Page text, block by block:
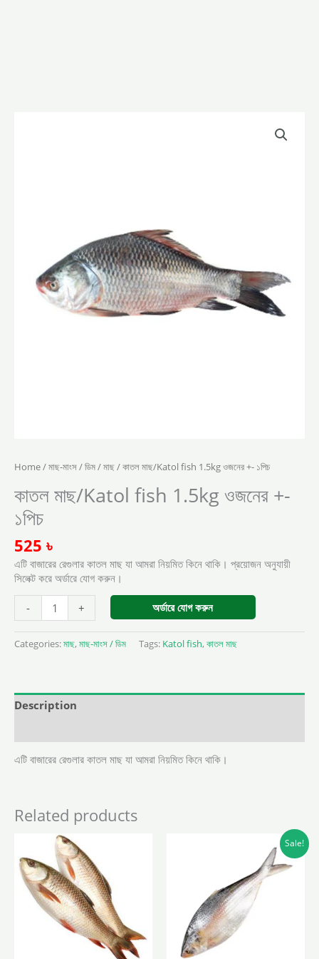
Home/মাছ-মাংস / ডিম/মাছ/ কাতল মাছ/Katol fish 1.5kg ওজনের +- ১পিচ
কাতল মাছ/Katol fish 1.5kg ওজনের +-
১পিচ
525৳
এটি বাজারের রেগুলার কাতল মাছ যা আমরা নিয়মিত কিনে থাকি। প্রয়োজন অনুযায়ী
সিলেক্ট করে অর্ডারে যোগ করুন।
- + অর্ডারে যোগ করুন
Categories:মাছ, মাছ-মাংস / ডিম Tags: Katol fish, কাতল মাছ
Description
এটি বাজারের রেগুলার কাতল মাছ যা আমরা নিয়মিত কিনে থাকি।
Related products
Sale!
Original
was:
1,600 ৳ .
Current
price
is: